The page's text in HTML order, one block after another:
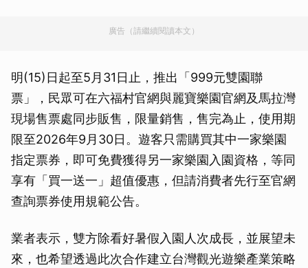
廣告（請繼續閱讀本文）
明(15)日起至5月31日止，推出「999元雙園聯
票」，民眾可在六福村官網與麗寶樂園官網及馬拉灣
現場售票處同步販售，限量銷售，售完為止，使用期
限至2026年9月30日。遊客只需購買其中一家樂園
指定票券，即可免費獲得另一家樂園入園資格，等同
享有「買一送一」超值優惠，但請消費者先行至官網
查詢票券使用規範公告。
業者表示，雙方除看好暑假入園人次成長，並展望未
來，也希望透過此次合作建立台灣觀光遊樂產業策略